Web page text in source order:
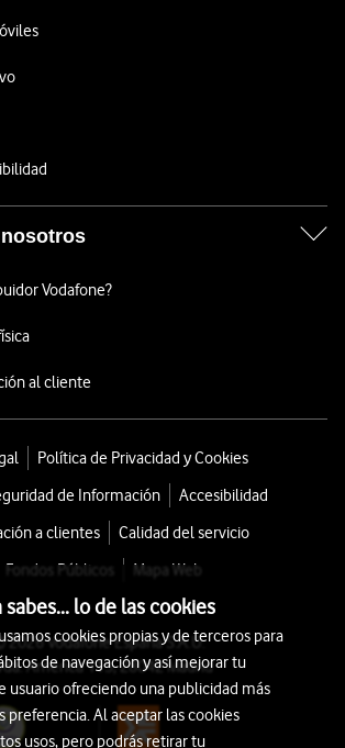
Vodafone?
al cliente
Política de Privacidad y Cookies
de Información
Accesibilidad
a clientes
Calidad del servicio
Fondos Públicos
Mapa Web
2026 Vodafone España S.A.U.
América 115, 28042 Madrid
sabes... lo de las cookies
cookies propias y de terceros para
de navegación y así mejorar tu
usuario ofreciendo una publicidad más
preferencia. Al aceptar las cookies
usos, pero podrás retirar tu